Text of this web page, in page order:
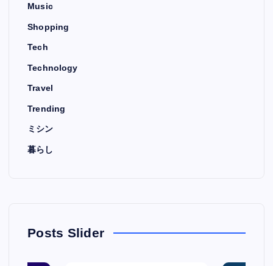
Music
Shopping
Tech
Technology
Travel
Trending
ミシン
暮らし
Posts Slider